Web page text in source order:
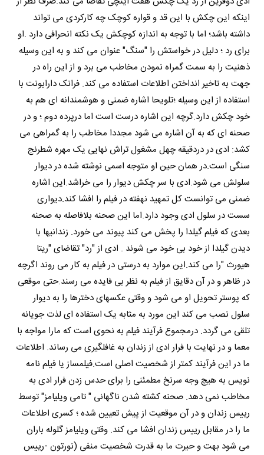
اینکه این چکش با این قد و قواره کوچک چه کارکردی می تواند
داشته باشد؛ اما با توجه به اندازه کوچکش یک نکته انحرافی دارد .او
برای رد ؛ دلیل در خواستش را "سنگ" عنوان می کند و به این وسیله
ذهنیت را به سمت گمراه نمودن مخاطب می برد و از این راه در
جهت به تاخیر انداختن اطلاعات استفاده می کند. فرانک دارابونت با
استفاده از این وسیله ؛تلویحا اشاره ضمنی و هوشمندانه ای هم به
خود چکش دارد.گرچه این اشاره درست است اما درپرده دوم ؛ و در
صحنه ای که به آن اشاره می شود مجددا مخاطب را به گمراهی می
کشد: ادی در دردقیقه چهل مشغول تراش نهایی یک مهره شطرنج
سنگی است.در همان حین او متوجه اسمی نوشته شده در دیوار
سلولش می شود.ادی با سر چکش دیوار را می خراشد.این اشاره
ضمنی می توانست کل تمهید نهفته در فیلم را افشا کند.دیواری
سست در سلول ادی وجود دارد.اما این صحنه بلافاصله به صحنه
بعدی که فیلم گیلدا را پخش می کند پیوند می خورد. زندانیها با
دیدن گیلدا از خود بی خود می شوند . ادی از "رد" تقاضای "ریتا
هیورث "را می کند.این موارد به درستی در فیلم به کار می روند اگرچه
در ظاهر و در آن دقایق از فیلم به نظر بی فایده می رسند.حتی موقعی
که پوستر تحویل او می شود و وقتی عکسهای دخترها را به دیوار
سلول نصب می کند این مورد به مثابه یک استفاده ای لذت جویانه
تلقی می گردد. درمجموع فرآیند فیلم به نحوی است که مارا مواجه با
معما و در نهایت با فرار ادی از زندان به غافلگیری می رساند. اطلاعات
ما در این فرآیند کمتر از شخصیت اصلی است.فیلمساز یا فیلم نامه
نویس به هیچ وجه سرنخ مطمئنی را برای حدس زدن فرار ادی به
مخاطب نمی دهد. صحنه کشته شدن ناگهانی " تامی ویلیامز" توسط
رییس زندان و در آن موقعیت از پیش تعیین شده ؛ کسری اطلاعات
ما را در مقابل رییس زندان افشا می کند. وقتی ویلیامز گلوله باران
می شود بهت و حیرت ما به قدرت شخصیت منفی (نورتون -رییس